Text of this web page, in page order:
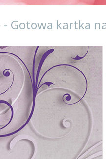
Gotowa kartka